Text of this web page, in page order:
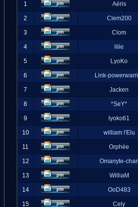
1 Aéris
2 Clem200
3 Clom
4 lilie
5 LyoKo
6 Link-
7 Jacken
8 *SeY*
9 lyoko61
10 william l'Elu
11 Orphée
12 Omanyte-chan
13 WilliaM
14 OoD483
15 Cely